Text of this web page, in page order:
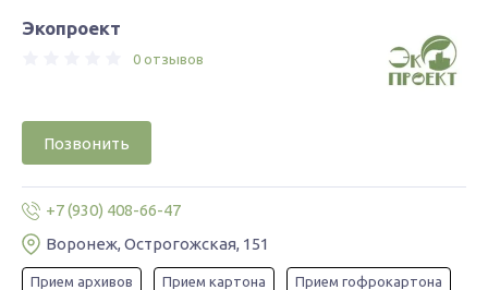
Экопроект
0 отзывов
Позвонить
+7 (930) 408-66-47
Воронеж, ​Острогожская, 151
Прием архивов Прием картона Прием гофрокартона